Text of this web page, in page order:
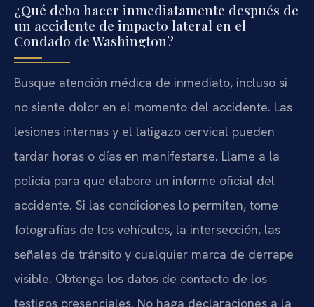
¿Qué debo hacer inmediatamente después de
un accidente de impacto lateral en el
Condado de Washington?
Busque atención médica de inmediato, incluso si
no siente dolor en el momento del accidente. Las
lesiones internas y el latigazo cervical pueden
tardar horas o días en manifestarse. Llame a la
policía para que elabore un informe oficial del
accidente. Si las condiciones lo permiten, tome
fotografías de los vehículos, la intersección, las
señales de tránsito y cualquier marca de derrape
visible. Obtenga los datos de contacto de los
testigos presenciales. No haga declaraciones a la